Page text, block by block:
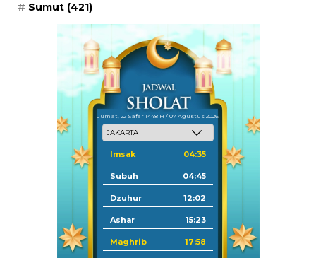
Sumut (421)
Jum'at, 22 Safar 1448 H / 07 Agustus 2026
Imsak 04:35
Subuh 04:45
Dzuhur 12:02
Ashar 15:23
Maghrib 17:58